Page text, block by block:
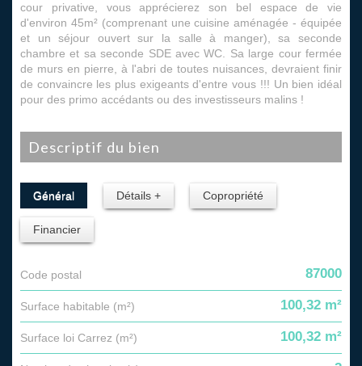
cour privative, vous apprécierez son bel espace de vie
d'environ 45m² (comprenant une cuisine aménagée - équipée
et un séjour ouvert sur la salle à manger), sa seconde
chambre et sa seconde SDE avec WC. Sa large cour fermée
de murs en pierre, à l'abri de toutes nuisances, devraient finir
de convaincre les plus exigeants d'entre vous !!! Un bien idéal
pour des primo accédants ou des investisseurs malins !
descriptif du bien
Général Détails + Copropriété
Financier
Code postal 87000
Surface habitable (m²) 100,32 m²
Surface loi Carrez (m²) 100,32 m²